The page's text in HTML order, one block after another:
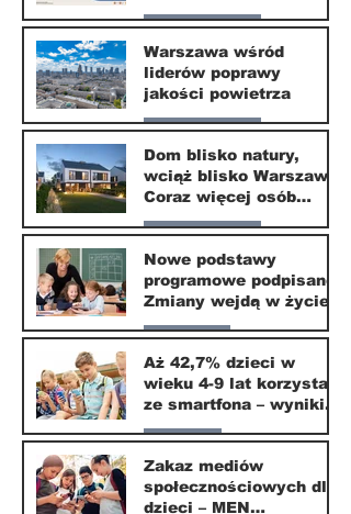
Wilanowie
Nasze miasto
24 mar
Warszawa wśród
liderów poprawy
jakości powietrza
Nasze miasto
24 mar
Dom blisko natury,
wciąż blisko Warszawy.
Coraz więcej osób
wybiera ten kierunek
Nasze miasto
20 mar
Nowe podstawy
programowe podpisane.
Zmiany wejdą w życie
od września 2026
Edukacja
16 mar
Aż 42,7% dzieci w
wieku 4-9 lat korzysta
ze smartfona – wyniki
badania Krajowego
Instytutu Mediów
Parents
1 mar
Zakaz mediów
społecznościowych dla
dzieci – MEN